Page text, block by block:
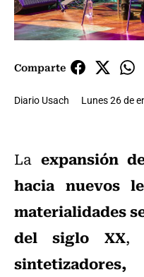
Comparte
Diario Usach Lunes 26 de
La expansión
hacia nuevos
materialidades
del siglo XX,
sintetizadores,